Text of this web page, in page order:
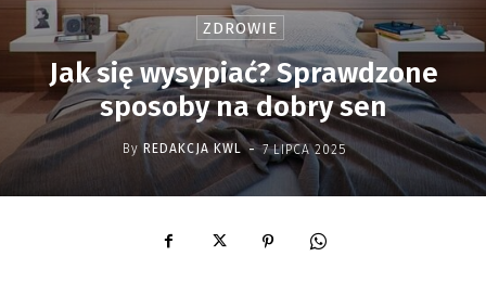
ZDROWIE
Jak się wysypiać? Sprawdzone
sposoby na dobry sen
By REDAKCJA KWL - 7 LIPCA 2025